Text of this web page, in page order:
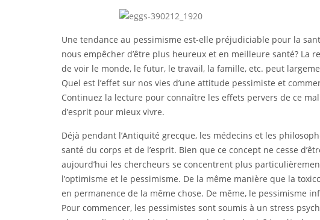
Une tendance au pessimisme est-elle préjudiciable pour la
nous empêcher d’être plus heureux et en meilleure santé? La
de voir le monde, le futur, le travail, la famille, etc. peut
Quel est l’effet sur nos vies d’une attitude pessimiste et
Continuez la lecture pour connaître les effets pervers de ce
d’esprit pour mieux vivre.
Déjà pendant l’Antiquité grecque, les médecins et les
santé du corps et de l’esprit. Bien que ce concept ne cesse
aujourd’hui les chercheurs se concentrent plus
l’optimisme et le pessimisme. De la même manière que la
en permanence de la même chose. De même, le pessimisme
Pour commencer, les pessimistes sont soumis à un stress